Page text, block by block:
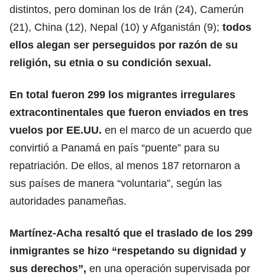
distintos, pero dominan los de Irán (24), Camerún
(21), China (12), Nepal (10) y Afganistán (9); todos
ellos alegan ser perseguidos por razón de su
religión, su etnia o su condición sexual.
En total fueron 299 los migrantes irregulares
extracontinentales que fueron enviados en tres
vuelos por EE.UU. en el marco de un acuerdo que
convirtió a Panamá en país “puente” para su
repatriación. De ellos, al menos 187 retornaron a
sus países de manera “voluntaria”, según las
autoridades panameñas.
Martínez-Acha resaltó que el traslado de los 299
inmigrantes se hizo “respetando su dignidad y
sus derechos”, en una operación supervisada por